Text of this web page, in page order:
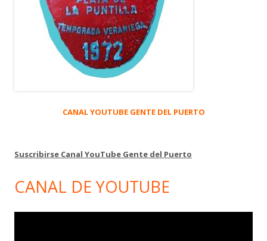
CANAL YOUTUBE GENTE DEL PUERTO
Suscribirse Canal YouTube Gente del Puerto
CANAL DE YOUTUBE